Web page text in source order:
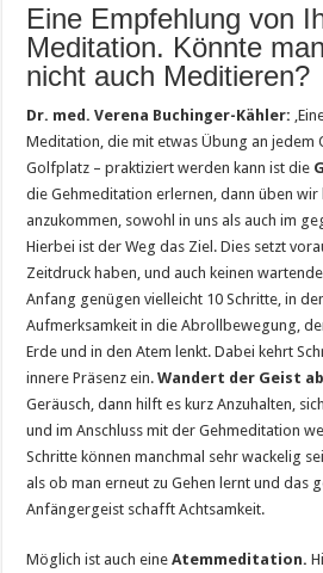
Eine Empfehlung von
Meditation. Könnte
nicht auch Meditieren?
Dr. med. Verena Buchinger-Kähler:
Meditation, die mit etwas Übung an jedem
Golfplatz – praktiziert werden kann ist die
die Gehmeditation erlernen, dann üben
anzukommen, sowohl in uns als auch im
Hierbei ist der Weg das Ziel. Dies setzt
Zeitdruck haben, und auch keinen
Anfang genügen vielleicht 10 Schritte, in
Aufmerksamkeit in die Abrollbewegung,
Erde und in den Atem lenkt. Dabei kehrt
innere Präsenz ein.Wandert der Geist ab
Geräusch, dann hilft es kurz Anzuhalten,
und im Anschluss mit der Gehmeditation
Schritte können manchmal sehr wackelig
als ob man erneut zu Gehen lernt und das
Anfängergeist schafft Achtsamkeit.
Möglich ist auch eineAtemmeditation.